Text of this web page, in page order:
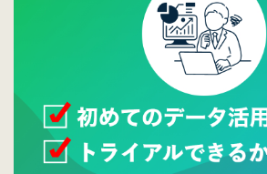
Facebookページを開設
ら。
ウレコンサイトリリース